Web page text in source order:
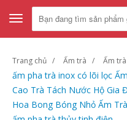
Toggle
navigation
Trang chủ Ấm trà Ấm
ấm pha trà inox có lõi lọc
Cao Trà Tách Nước Hộ Gia
Hoa Bong Bóng Nhỏ Ấm